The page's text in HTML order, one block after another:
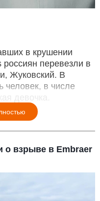
в крушении
перевезли в
Жуковский. В
человек, в числе
девочка.
о взрыве в Embraer